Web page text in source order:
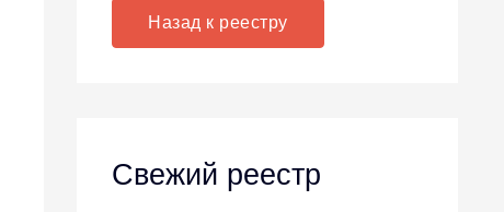
:
Назад к реестру
Свежий реестр